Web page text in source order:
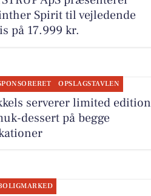
Spirit til vejledende
på 17.999 kr.
OPSLAGSTAVLEN
serverer limited edition
dessert på begge